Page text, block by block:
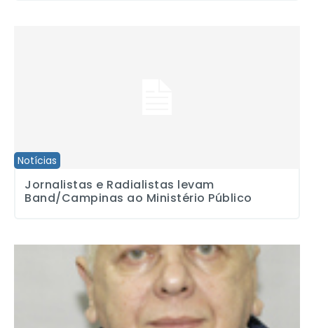
Notícias
Jornalistas e Radialistas levam
Band/Campinas ao Ministério Público
Manifestações fazem Cásper Líbero reintegrar professor; Flosi